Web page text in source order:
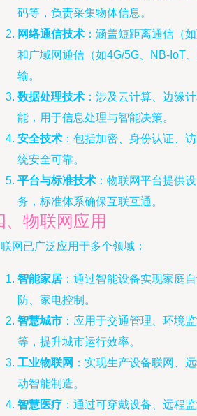
码等，负责采集物体信息。
网络通信技术 ：涵盖短距离通信（
和广域网通信（如4G/5G、NB-IoT
输。
数据处理技术 ：涉及云计算、边缘
能，用于信息处理与智能决策。
安全技术 ：包括加密、身份认证、
统安全可靠。
平台与标准技术 ：物联网平台提供
务，标准体系确保互联互通。
、物联网应用
网已广泛应用于多个领域：
智能家居 ：通过智能设备实现家庭
防、家电控制。
智慧城市 ：应用于交通管理、环境
等，提升城市运行效率。
工业物联网 ：实现生产设备联网、
动智能制造。
智慧医疗 ：通过可穿戴设备、远程